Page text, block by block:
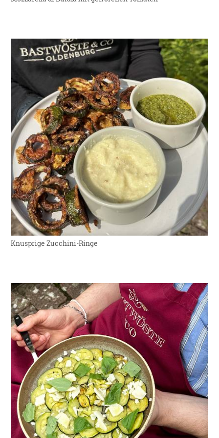
Knusprige Zucchini-Ringe